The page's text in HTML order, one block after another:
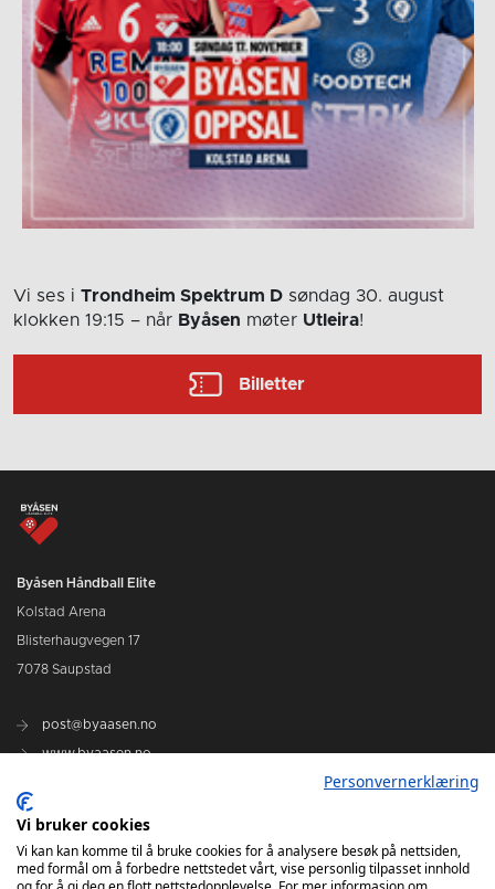
Vi ses i Trondheim Spektrum D søndag 30. august
klokken 19:15 – når Byåsen møter Utleira!
Billetter
Byåsen Håndball Elite
Kolstad Arena
Blisterhaugvegen 17
7078 Saupstad
post@byaasen.no
www.byaasen.no
Billetter
Kommende kamper
Personvernerklæring
Vi bruker cookies
Vi kan kan komme til å bruke cookies for å analysere besøk på nettsiden,
med formål om å forbedre nettstedet vårt, vise personlig tilpasset innhold